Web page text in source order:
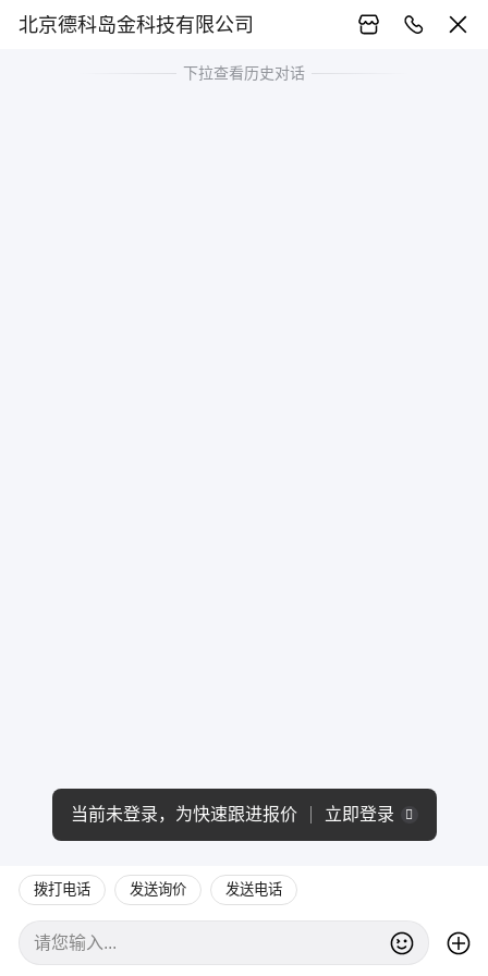
北京德科岛金科技有限公司
下拉查看历史对话
拨打电话 发送询价 发送电话
当前未登录，为快速跟进报价 立即登录